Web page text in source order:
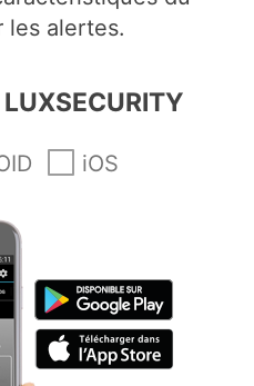
les alertes.
iOS